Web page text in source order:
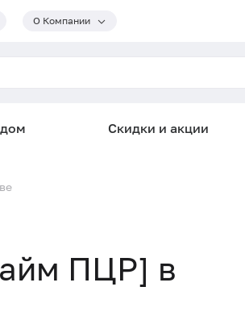
О Компании
Скидки и акции
ПЦР] в